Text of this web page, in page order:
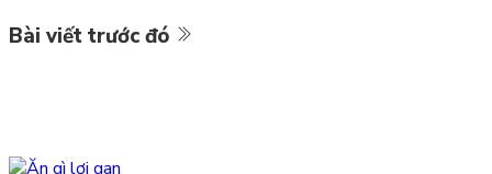
Bài viết trước đó